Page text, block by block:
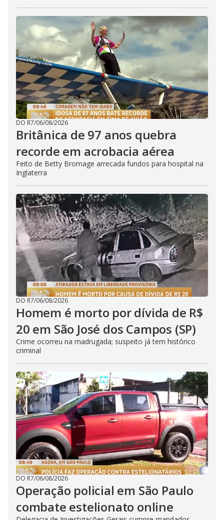
DO R7/06/08/2026
Britânica de 97 anos quebra
recorde em acrobacia aérea
Feito de Betty Bromage arrecada fundos para hospital na
Inglaterra
DO R7/06/08/2026
Homem é morto por dívida de R$
20 em São José dos Campos (SP)
Crime ocorreu na madrugada; suspeito já tem histórico
criminal
DO R7/06/08/2026
Operação policial em São Paulo
combate estelionato online